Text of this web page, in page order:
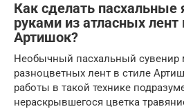
Как сделать пасхальные
руками из атласных лент
Артишок?
Необычный пасхальный сувенир
разноцветных лент в стиле
работы в такой технике
нераскрывшегося цветка